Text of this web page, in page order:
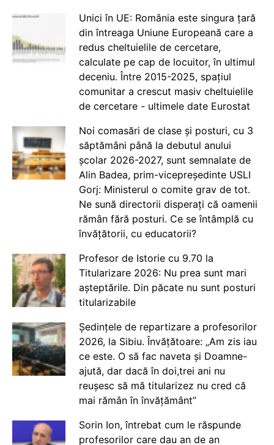
Unici în UE: România este singura țară
din întreaga Uniune Europeană care a
redus cheltuielile de cercetare,
calculate pe cap de locuitor, în ultimul
deceniu. Între 2015-2025, spațiul
comunitar a crescut masiv cheltuielile
de cercetare - ultimele date Eurostat
Noi comasări de clase și posturi, cu 3
săptămâni până la debutul anului
școlar 2026-2027, sunt semnalate de
Alin Badea, prim-vicepreședinte USLI
Gorj: Ministerul o comite grav de tot.
Ne sună directorii disperați că oamenii
rămân fără posturi. Ce se întâmplă cu
învățătorii, cu educatorii?
Profesor de Istorie cu 9.70 la
Titularizare 2026: Nu prea sunt mari
așteptările. Din păcate nu sunt posturi
titularizabile
Ședințele de repartizare a profesorilor
2026, la Sibiu. Învățătoare: „Am zis iau
ce este. O să fac naveta și Doamne-
ajută, dar dacă în doi,trei ani nu
reușesc să mă titularizez nu cred că
mai rămân în învățământ”
Sorin Ion, întrebat cum le răspunde
profesorilor care dau an de an